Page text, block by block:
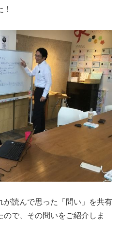
が読んで思った「問い」を共有
ので、その問いをご紹介しま